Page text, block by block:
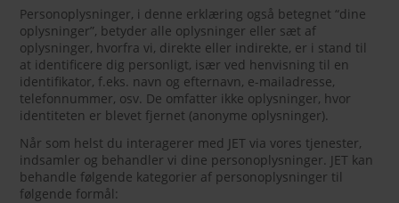
Personoplysninger, i denne erklæring også betegnet “dine
oplysninger”, betyder alle oplysninger eller sæt af
oplysninger, hvorfra vi, direkte eller indirekte, er i stand til
at identificere dig personligt, især ved henvisning til en
identifikator, f.eks. navn og efternavn, e-mailadresse,
telefonnummer, osv. De omfatter ikke oplysninger, hvor
identiteten er blevet fjernet (anonyme oplysninger).
Når som helst du interagerer med JET via vores tjenester,
indsamler og behandler vi dine personoplysninger. JET kan
behandle følgende kategorier af personoplysninger til
følgende formål: